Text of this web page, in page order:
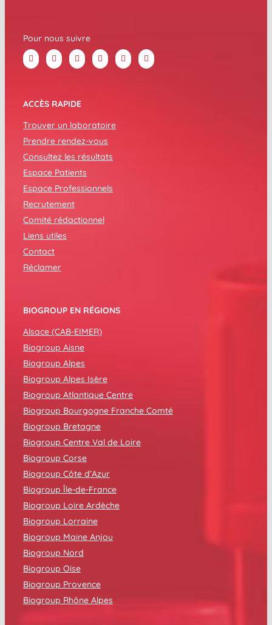
Pour nous suivre
ACCÈS RAPIDE
Trouver un laboratoire
Prendre rendez-vous
Consultez les résultats
Espace Patients
Espace Professionnels
Recrutement
Comité rédactionnel
Liens utiles
Contact
Réclamer
BIOGROUP EN RÉGIONS
Alsace (CAB-EIMER)
Biogroup Aisne
Biogroup Alpes
Biogroup Alpes Isère
Biogroup Atlantique Centre
Biogroup Bourgogne Franche Comté
Biogroup Bretagne
Biogroup Centre Val de Loire
Biogroup Corse
Biogroup Côte d’Azur
Biogroup Île-de-France
Biogroup Loire Ardèche
Biogroup Lorraine
Biogroup Maine Anjou
Biogroup Nord
Biogroup Oise
Biogroup Provence
Biogroup Rhône Alpes